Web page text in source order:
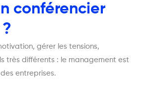
conférencier
gérer les tensions,
très différents : le management est
entreprises.